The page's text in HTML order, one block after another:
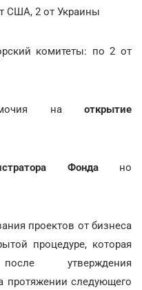
США, 2 от Украины
комитеты: по 2 от
на открытие
Фондано
проектов от бизнеса
процедуре, которая
утверждения
протяжении следующего